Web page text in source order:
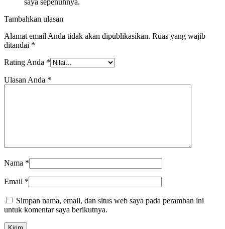
saya sepenuhnya.
Tambahkan ulasan
Alamat email Anda tidak akan dipublikasikan. Ruas yang wajib
ditandai *
Rating Anda *
Ulasan Anda *
Nama *
Email *
Simpan nama, email, dan situs web saya pada peramban ini
untuk komentar saya berikutnya.